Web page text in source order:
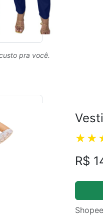
pra você.
R$